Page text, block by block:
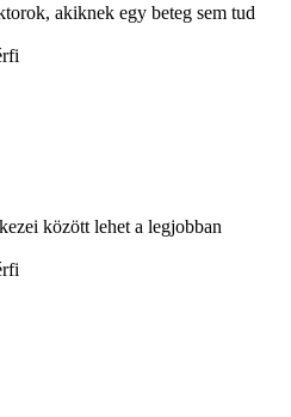
akiknek egy beteg sem tud
között lehet a legjobban